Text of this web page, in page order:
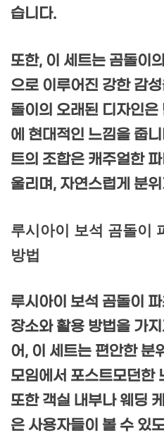
습니다.
또한, 이 세트는 곰돌이
으로 이루어진 강한 감
돌이의 오래된 디자인은
에 현대적인 느낌을 줍
트의 조합은 캐주얼한
울리며, 자연스럽게 분
루시아이 보석 곰돌이
방법
루시아이 보석 곰돌이
장소와 활용 방법을 가
어, 이 세트는 편안한 분
모임에서 포스트모던한
또한 객실 내부나 웨딩
은 사용자들이 볼 수 있